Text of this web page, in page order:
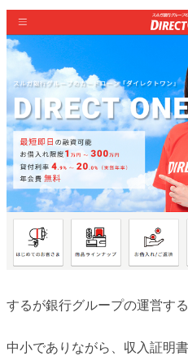
するが銀行グループの運営す
中小でありながら、収入証明